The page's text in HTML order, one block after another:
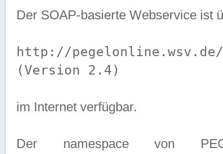
Der SOAP-basierte Webservice ist
http://pegelonline.wsv.de/
(Version 2.4)
im Internet verfügbar.
Der namespace von